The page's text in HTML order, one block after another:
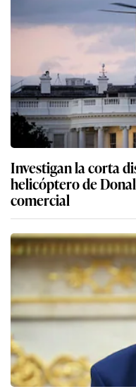
Investigan la corta
helicóptero de
comercial